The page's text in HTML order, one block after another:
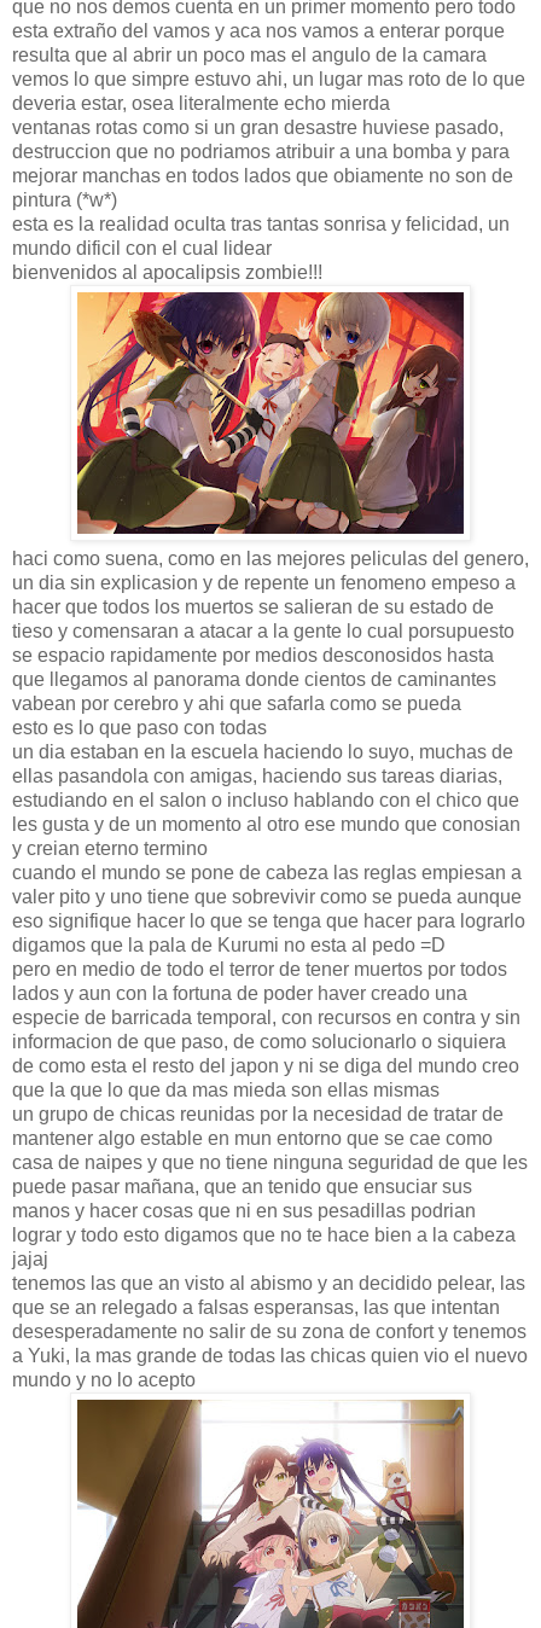
que no nos demos cuenta en un primer momento pero todo
esta extraño del vamos y aca nos vamos a enterar porque
resulta que al abrir un poco mas el angulo de la camara
vemos lo que simpre estuvo ahi, un lugar mas roto de lo que
deveria estar, osea literalmente echo mierda
ventanas rotas como si un gran desastre huviese pasado,
destruccion que no podriamos atribuir a una bomba y para
mejorar manchas en todos lados que obiamente no son de
pintura (*w*)
esta es la realidad oculta tras tantas sonrisa y felicidad, un
mundo dificil con el cual lidear
bienvenidos al apocalipsis zombie!!!
haci como suena, como en las mejores peliculas del genero,
un dia sin explicasion y de repente un fenomeno empeso a
hacer que todos los muertos se salieran de su estado de
tieso y comensaran a atacar a la gente lo cual porsupuesto
se espacio rapidamente por medios desconosidos hasta
que llegamos al panorama donde cientos de caminantes
vabean por cerebro y ahi que safarla como se pueda
esto es lo que paso con todas
un dia estaban en la escuela haciendo lo suyo, muchas de
ellas pasandola con amigas, haciendo sus tareas diarias,
estudiando en el salon o incluso hablando con el chico que
les gusta y de un momento al otro ese mundo que conosian
y creian eterno termino
cuando el mundo se pone de cabeza las reglas empiesan a
valer pito y uno tiene que sobrevivir como se pueda aunque
eso signifique hacer lo que se tenga que hacer para lograrlo
digamos que la pala de Kurumi no esta al pedo =D
pero en medio de todo el terror de tener muertos por todos
lados y aun con la fortuna de poder haver creado una
especie de barricada temporal, con recursos en contra y sin
informacion de que paso, de como solucionarlo o siquiera
de como esta el resto del japon y ni se diga del mundo creo
que la que lo que da mas mieda son ellas mismas
un grupo de chicas reunidas por la necesidad de tratar de
mantener algo estable en mun entorno que se cae como
casa de naipes y que no tiene ninguna seguridad de que les
puede pasar mañana, que an tenido que ensuciar sus
manos y hacer cosas que ni en sus pesadillas podrian
lograr y todo esto digamos que no te hace bien a la cabeza
jajaj
tenemos las que an visto al abismo y an decidido pelear, las
que se an relegado a falsas esperansas, las que intentan
desesperadamente no salir de su zona de confort y tenemos
a Yuki, la mas grande de todas las chicas quien vio el nuevo
mundo y no lo acepto